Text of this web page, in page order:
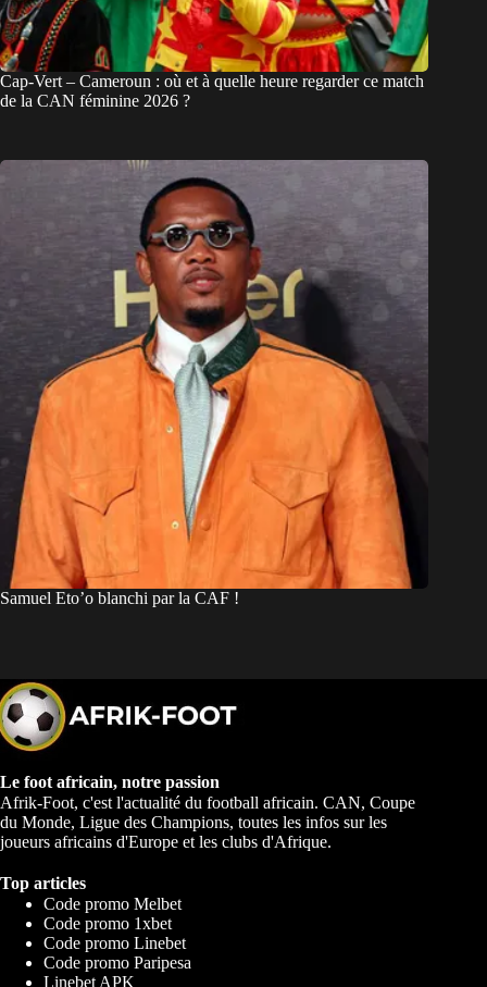
Cap-Vert – Cameroun : où et à quelle heure regarder ce match
de la CAN féminine 2026 ?
Samuel Eto’o blanchi par la CAF !
Le foot africain, notre passion
Afrik-Foot, c'est l'actualité du football africain. CAN, Coupe
du Monde, Ligue des Champions, toutes les infos sur les
joueurs africains d'Europe et les clubs d'Afrique.
Top articles
Code promo Melbet
Code promo 1xbet
Code promo Linebet
Code promo Paripesa
Linebet APK